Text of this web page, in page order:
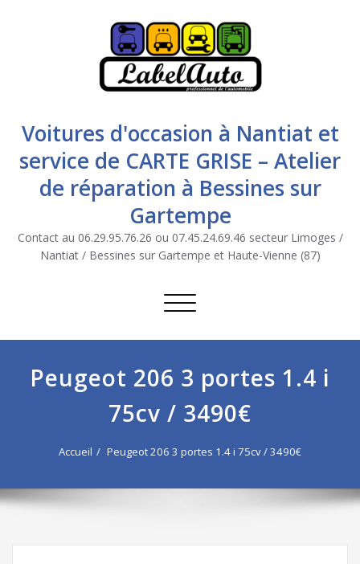
Voitures d'occasion à Nantiat et
service de CARTE GRISE – Atelier
de réparation à Bessines sur
Gartempe
Contact au 06.29.95.76.26 ou 07.45.24.69.46 secteur Limoges /
Nantiat / Bessines sur Gartempe et Haute-Vienne (87)
Afficher/masquer la navigation
Peugeot 206 3 portes 1.4 i
75cv / 3490€
Accueil Peugeot 206 3 portes 1.4 i 75cv / 3490€